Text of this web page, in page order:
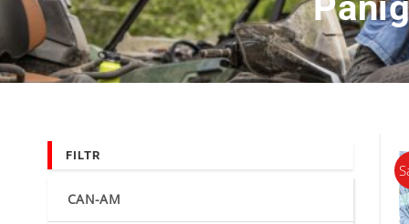
FILTR
CAN-AM